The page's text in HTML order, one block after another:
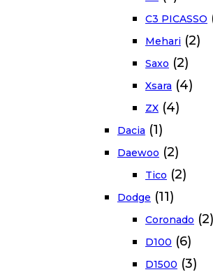
C3 PICASSO
Mehari (2)
Saxo (2)
Xsara (4)
ZX (4)
Dacia (1)
Daewoo (2)
Tico (2)
Dodge (11)
Coronado (2)
D100 (6)
D1500 (3)